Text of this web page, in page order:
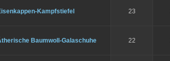
Kampfstiefel 23
Baumwoll-Galaschuhe 22